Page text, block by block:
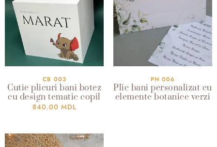
CB 003
Cutie plicuri bani botez
cu design tematic copil
840.00 MDL
PN 006
Plic bani personalizat cu
elemente botanice verzi